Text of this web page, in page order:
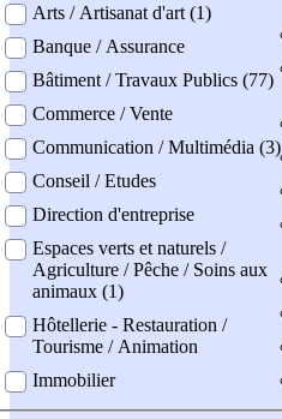
Arts / Artisanat d'art (1)
Banque / Assurance
Bâtiment / Travaux Publics (77)
Commerce / Vente
Communication / Multimédia (3)
Conseil / Etudes
Direction d'entreprise
Espaces verts et naturels /
Agriculture / Pêche / Soins aux
animaux (1)
Hôtellerie - Restauration /
Tourisme / Animation
Immobilier